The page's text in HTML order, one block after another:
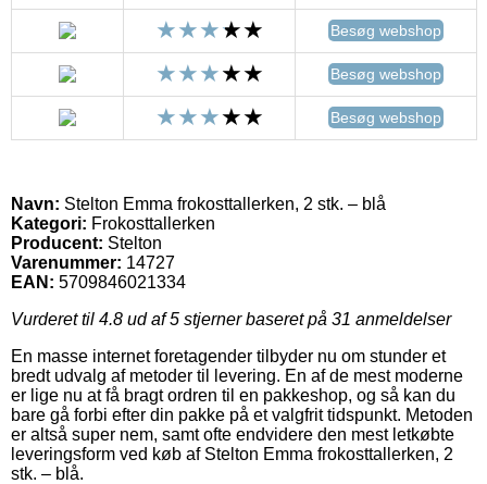
Besøg webshop
Besøg webshop
Besøg webshop
Navn: Stelton Emma frokosttallerken, 2 stk. – blå
Kategori: Frokosttallerken
Producent: Stelton
Varenummer: 14727
EAN: 5709846021334
Vurderet til 4.8 ud af 5 stjerner baseret på 31 anmeldelser
En masse internet foretagender tilbyder nu om stunder et
bredt udvalg af metoder til levering. En af de mest moderne
er lige nu at få bragt ordren til en pakkeshop, og så kan du
bare gå forbi efter din pakke på et valgfrit tidspunkt. Metoden
er altså super nem, samt ofte endvidere den mest letkøbte
leveringsform ved køb af Stelton Emma frokosttallerken, 2
stk. – blå.